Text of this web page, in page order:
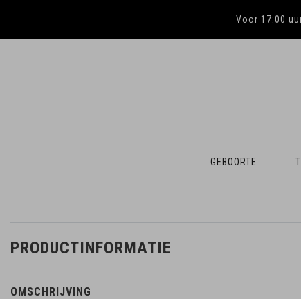
Voor 17:00
GEBOORTE
PRODUCTINFORMATIE
OMSCHRIJVING